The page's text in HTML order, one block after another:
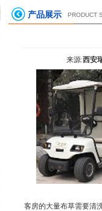
产品展示 PRODUCT
来源:西安
客房的大量布草需要清